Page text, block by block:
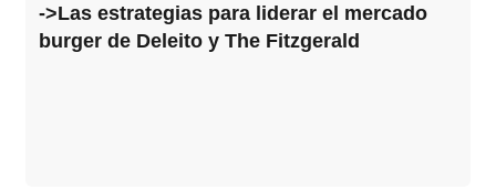
->Las estrategias para liderar el mercado
burger de Deleito y The Fitzgerald